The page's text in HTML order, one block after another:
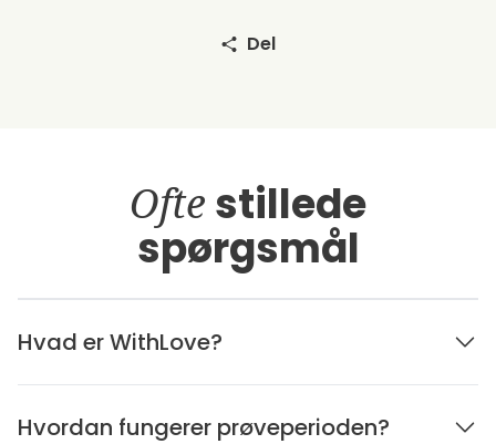
Del
Ofte stillede
spørgsmål
Hvad er WithLove?
Hvordan fungerer prøveperioden?